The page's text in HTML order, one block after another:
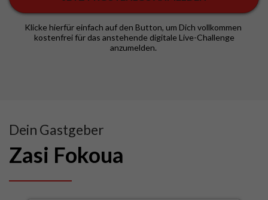
Klicke hierfür einfach auf den Button, um Dich vollkommen
kostenfrei für das anstehende digitale Live-Challenge
anzumelden.
Dein Gastgeber
Zasi Fokoua